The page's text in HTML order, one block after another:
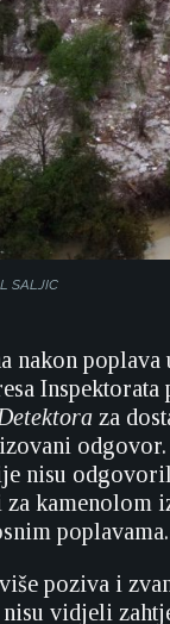
SALJIC
nakon
za
nisu
kamenolom
poplavama.
poziva i
nisu vidjeli